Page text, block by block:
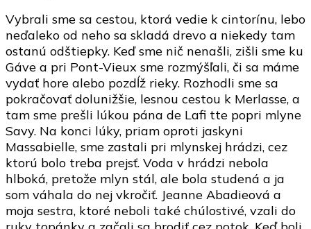
Vybrali sme sa cestou, ktorá vedie k cintorínu, lebo
neďaleko od neho sa skladá drevo a niekedy tam
ostanú odštiepky. Keď sme nič nenašli, zišli sme ku
Gáve a pri Pont-Vieux sme rozmýšľali, či sa máme
vydať hore alebo pozdĺž rieky. Rozhodli sme sa
pokračovať dolunižšie, lesnou cestou k Merlasse, a
tam sme prešli lúkou pána de Lafi tte popri mlyne
Savy. Na konci lúky, priam oproti jaskyni
Massabielle, sme zastali pri mlynskej hrádzi, cez
ktorú bolo treba prejsť. Voda v hrádzi nebola
hlboká, pretože mlyn stál, ale bola studená a ja
som váhala do nej vkročiť. Jeanne Abadieová a
moja sestra, ktoré neboli také chúlostivé, vzali do